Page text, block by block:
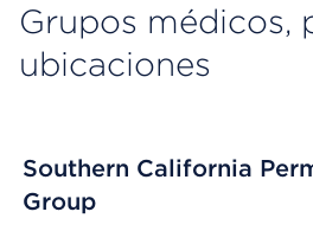
Grupos médicos,
ubicaciones
Southern California
Group